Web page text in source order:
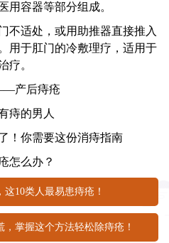
用容器等部分组成。
不适处，或用助推器直接推入
用于肛门的冷敷理疗，适用于
疗。
产后痔疮
痔的男人
！你需要这份消痔指南
怎么办？
10类人最易患痔疮！
掌握这个方法轻松除痔疮！